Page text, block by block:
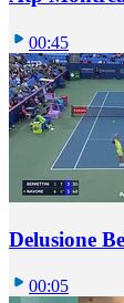
00:45
Delusione
00:05